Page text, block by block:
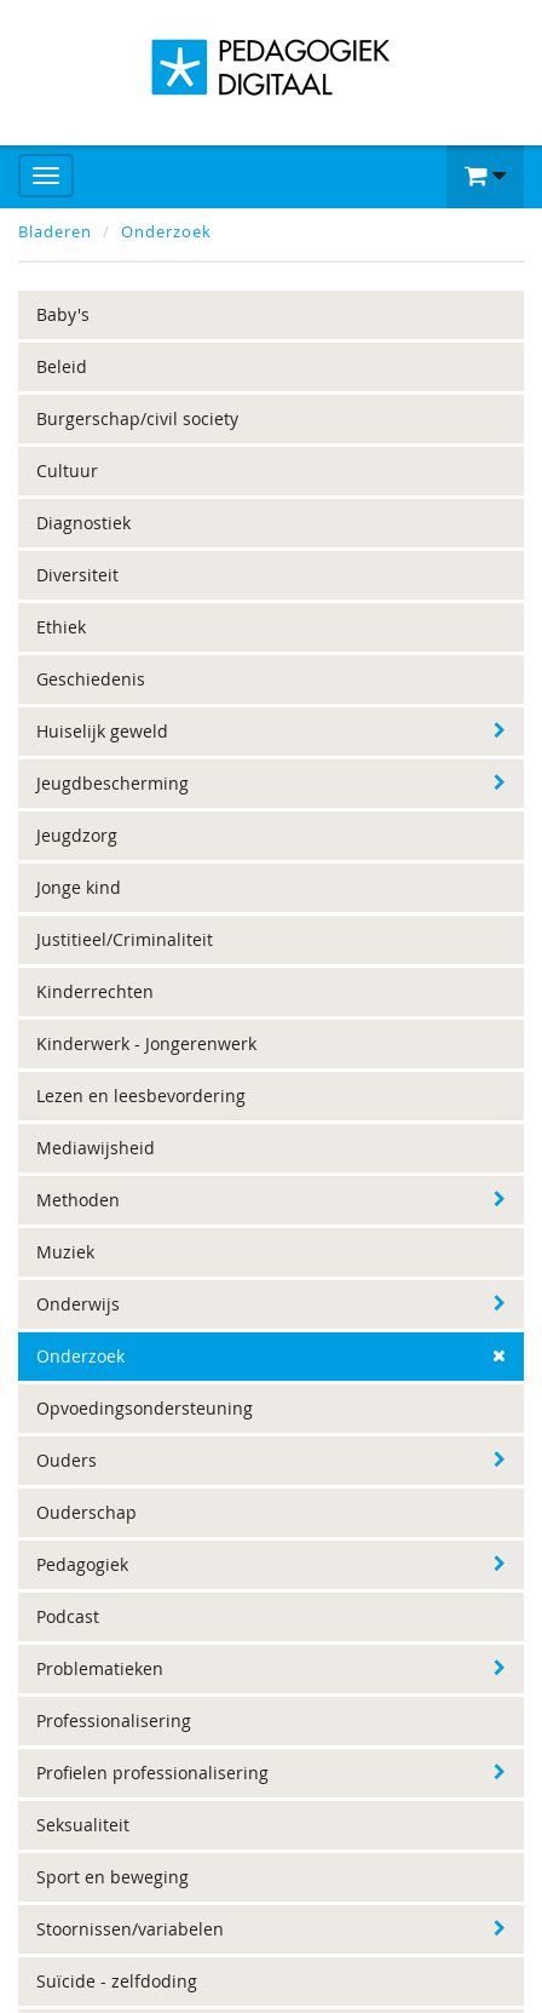
Bladeren Onderzoek
Baby's
Beleid
Burgerschap/civil society
Cultuur
Diagnostiek
Diversiteit
Ethiek
Geschiedenis
Huiselijk geweld
Jeugdbescherming
Jeugdzorg
Jonge kind
Justitieel/Criminaliteit
Kinderrechten
Kinderwerk - Jongerenwerk
Lezen en leesbevordering
Mediawijsheid
Methoden
Muziek
Onderwijs
Onderzoek
Opvoedingsondersteuning
Ouders
Ouderschap
Pedagogiek
Podcast
Problematieken
Professionalisering
Profielen professionalisering
Seksualiteit
Sport en beweging
Stoornissen/variabelen
Suïcide - zelfdoding